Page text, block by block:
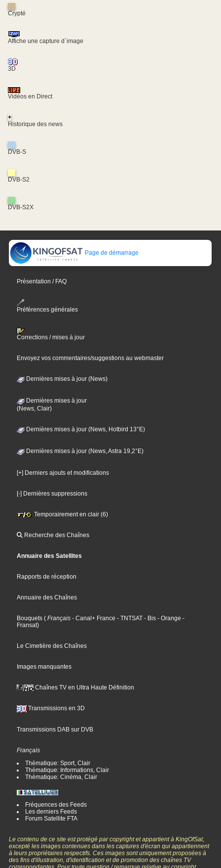
Crypté
Affiche une capture d´image
3D
Vidéos en Direct
+
Historique des news
DVB-S
DVB-S2
DVB-S2X
Page de démarrage
Présentation / FAQ
Préférences générales
Corrections / mises à jour
Envoyez vos commentaires/suggestions au webmaster
Dernières mises à jour (News)
Dernières mises à jour
(News, Clair)
Dernières mises à jour (News, Hotbird 13°E)
Dernières mises à jour (News, Astra 19,2°E)
[+] Derniers ajouts et modifications
[-] Dernières suppressions
Temporairement en clair (6)
Recherche des Chaînes
Annuaire des Satellites
Rapports de réception
Annuaire des Chaînes
Bouquets ( Français - Canal+ France - TNTSAT - Bis - Orange -
Fransat)
Le Cimetière des Chaînes
Images manquantes
Chaînes TV en Ultra Haute Définition
Transmissions en 3D
Transmissions DAB sur DVB
Français
Thématique: Sport, Clair
Thématique: Informations, Clair
Thématique: Cinéma, Clair
Fréquences des Feeds
Les derniers Feeds
Forum Satellite FTA
Le contenu de ce site est protégé par copyright et appartient à KingOfSat,
excepté les images contenues dans les captures d'écran qui appartiennent
à leurs propriétaires respectifs. Ces images sont uniquement proposées à
des fins d'illustration, d'identification et de promotion des chaînes TV